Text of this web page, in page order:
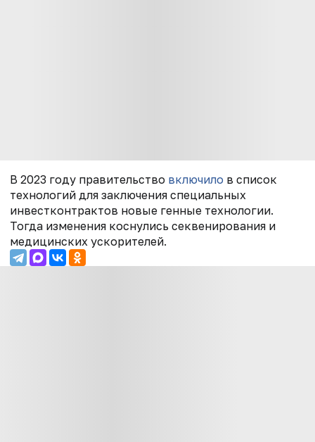
В 2023 году правительство включило в список
технологий для заключения специальных
инвестконтрактов новые генные технологии.
Тогда изменения коснулись секвенирования и
медицинских ускорителей.